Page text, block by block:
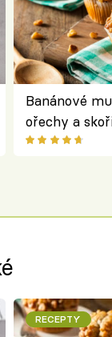
Banánové
ořechy a
RECEPTY